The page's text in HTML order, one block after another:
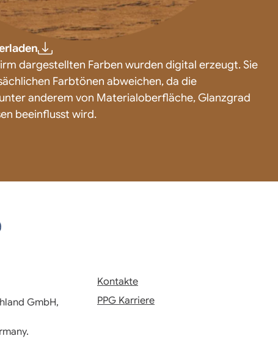
dargestellten Farben wurden digital erzeugt. Sie
Farbtönen abweichen, da die
anderem von Materialoberfläche, Glanzgrad
beeinflusst wird.
GmbH,
Kontakte
PPG Karriere